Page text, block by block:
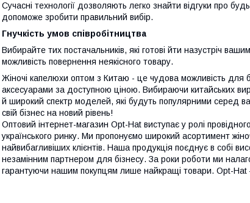
Сучасні технології дозволяють легко знайти відгуки про
допоможе зробити правильний вибір.
Гнучкість умов співробітництва
Вибирайте тих постачальників, які готові йти назустріч
можливість повернення неякісного товару.
Жіночі капелюхи оптом з Китаю - це чудова можливість для
аксесуарами за доступною ціною. Вибираючи китайських
й широкий спектр моделей, які будуть популярними серед
свій бізнес на новий рівень!
Оптовий інтернет-магазин Opt-Hat виступає у ролі
українського ринку. Ми пропонуємо широкий асортимент
найвибагливіших клієнтів. Наша продукція поєднує в собі
незамінним партнером для бізнесу. За роки роботи ми
гарантуючи нашим покупцям лише найкращі товари. Opt-Hat –